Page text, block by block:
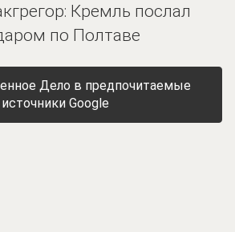
Кремль послал
по Полтаве
Дело в предпочитаемые
источники Google